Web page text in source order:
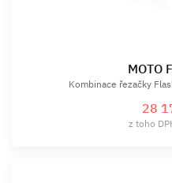
MOTO
Kombinace řezačky
28
z toho